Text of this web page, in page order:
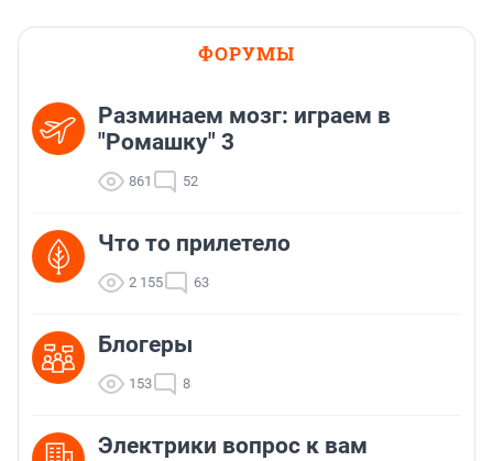
ФОРУМЫ
Разминаем мозг: играем в
"Ромашку" 3
861 52
Что то прилетело
2 155 63
Блогеры
153 8
Электрики вопрос к вам